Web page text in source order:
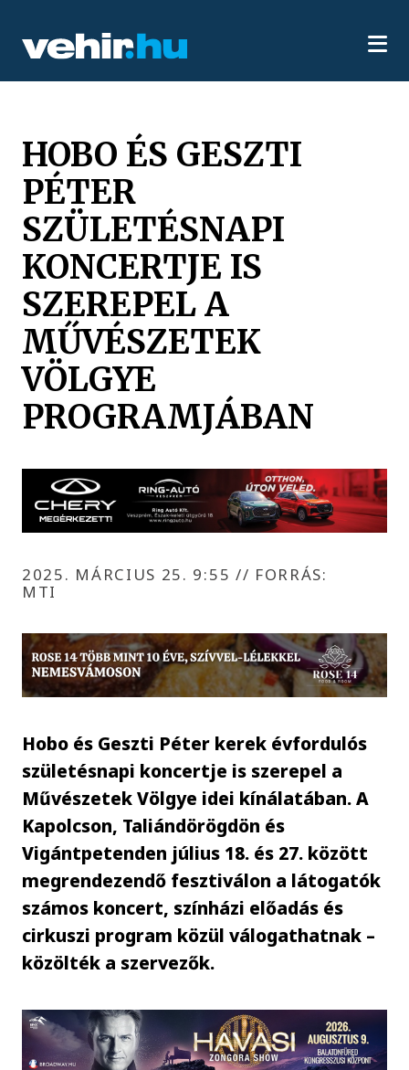
HOBO ÉS GESZTI
PÉTER
SZÜLETÉSNAPI
KONCERTJE IS
SZEREPEL A
MŰVÉSZETEK
VÖLGYE
PROGRAMJÁBAN
2025. MÁRCIUS 25. 9:55 // FORRÁS:
MTI
Hobo és Geszti Péter kerek évfordulós
születésnapi koncertje is szerepel a
Művészetek Völgye idei kínálatában. A
Kapolcson, Taliándörögdön és
Vigántpetenden július 18. és 27. között
megrendezendő fesztiválon a látogatók
számos koncert, színházi előadás és
cirkuszi program közül válogathatnak –
közölték a szervezők.